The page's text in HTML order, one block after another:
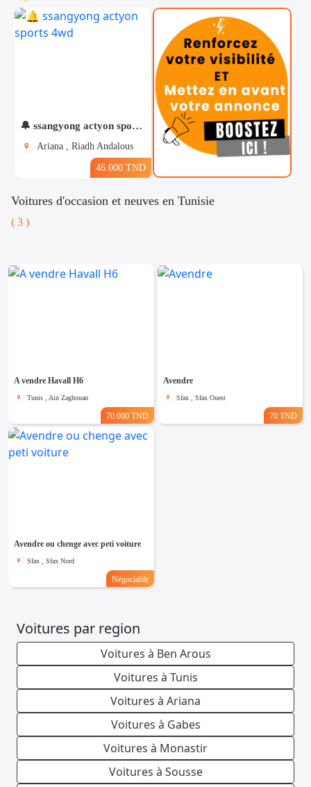
🔔 ssangyong actyon sports 4wd
Ariana , Riadh Andalous
46.000 TND
Voitures d'occasion et neuves en Tunisie
( 3 )
A vendre Havall H6
Tunis , Ain Zaghouan
70.000 TND
Avendre
Sfax , Sfax Ouest
70 TND
Avendre ou chenge avec peti voiture
Sfax , Sfax Nord
Négociable
Voitures par region
Voitures à Ben Arous
Voitures à Tunis
Voitures à Ariana
Voitures à Gabes
Voitures à Monastir
Voitures à Sousse